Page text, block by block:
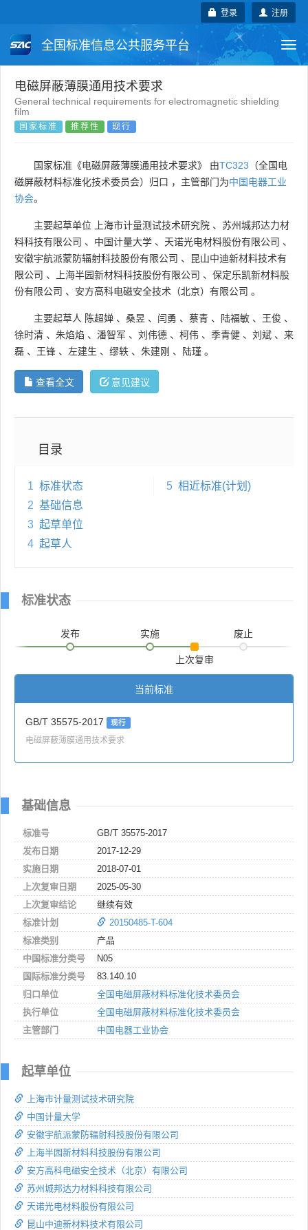
注册
登录
全国标准信息公共服务平台
国家标准 行业标准
电磁屏蔽薄膜通用技术要求
General technical requirements for electromagnetic shielding
film
国家标准 推荐性 现行
国家标准《电磁屏蔽薄膜通用技术要求》 由TC323 （全国电
磁屏蔽材料标准化技术委员会）归口 ，主管部门为中国电器工业
协会。
主要起草单位 上海市计量测试技术研究院 、 苏州城邦达力材
料科技有限公司 、 中国计量大学 、 天诺光电材料股份有限公司 、
安徽宇航派蒙防辐射科技股份有限公司 、
昆山中迪新材料技术有
限公司 、 上海半园新材料科技股份有限公司 、 保定乐凯新材料股
份有限公司 、 安方高科电磁安全技术（北京）有限公司 。
主要起草人 陈超婵 、 桑昱 、 闫勇 、 蔡青 、 陆福敏 、 王俊 、
徐时清 、 朱焰焰 、 潘智军 、 刘伟德 、 柯伟 、 季青健 、 刘斌 、 来
磊 、 王锋 、 左建生 、 缪轶 、 朱建刚 、 陆瑾 。
查看全文 意见建议
目录
1 标准状态
2 基础信息
3 起草单位
4 起草人
5 相近标准(计划)
标准状态
发布 实施
上次复审
废止
当前标准
GB/T 35575-2017 现行
电磁屏蔽薄膜通用技术要求
基础信息
标准号
GB/T 35575-2017
发布日期
2017-12-29
实施日期
2018-07-01
上次复审日期
2025-05-30
上次复审结论
继续有效
标准计划
20150485-T-604
标准类别
产品
中国标准分类号
N05
国际标准分类号
83.140.10
归口单位
全国电磁屏蔽材料标准化技术委员会
执行单位
全国电磁屏蔽材料标准化技术委员会
主管部门
中国电器工业协会
起草单位
上海市计量测试技术研究院
中国计量大学
安徽宇航派蒙防辐射科技股份有限公司
上海半园新材料科技股份有限公司
安方高科电磁安全技术（北京）有限公司
苏州城邦达力材料科技有限公司
天诺光电材料股份有限公司
昆山中迪新材料技术有限公司